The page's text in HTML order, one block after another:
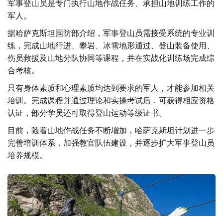
军事登山员是专门执行山地作战任务、承担山地训练工作的
军人。
据哈萨克斯坦国防部介绍，军事登山员需接受系统的专业训
练，完成山地行进、攀岩、冰雪地形通过、登山装备使用、
伤员救援及山地分队协同等课程，并在实战化训练场完成综
合考核。
只有身体素质和心理素质均达到要求的军人，才能参加相关
培训。完成课程并通过理论和实操考试后，可获得相应资格
认证，部分学员还可取得登山运动等级证书。
目前，随着山地作战任务不断增加，哈萨克斯坦计划进一步
完善培训体系，加强教官队伍建设，并逐步扩大军事登山员
培养规模。